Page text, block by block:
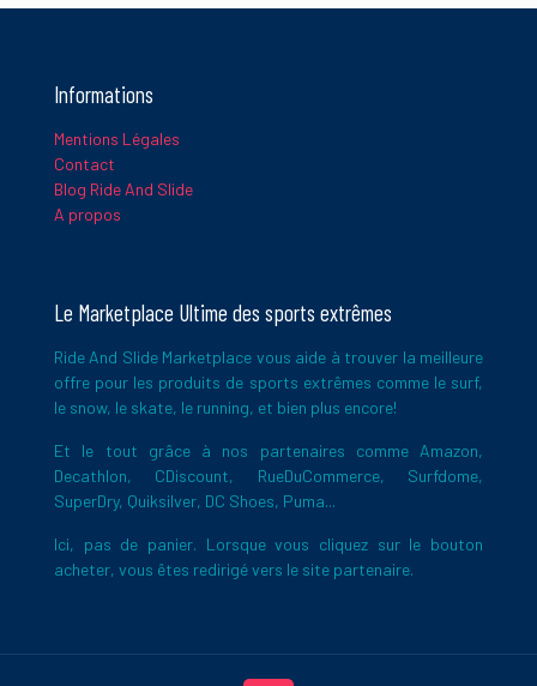
Informations
Mentions Légales
Contact
Blog Ride And Slide
A propos
Le Marketplace Ultime des sports extrêmes
Ride And Slide Marketplace vous aide à trouver la meilleure
offre pour les produits de sports extrêmes comme le surf,
le snow, le skate, le running, et bien plus encore!
Et le tout grâce à nos partenaires comme Amazon,
Decathlon, CDiscount, RueDuCommerce, Surfdome,
SuperDry, Quiksilver, DC Shoes, Puma...
Ici, pas de panier. Lorsque vous cliquez sur le bouton
acheter, vous êtes redirigé vers le site partenaire.